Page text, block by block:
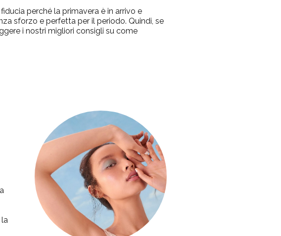
perché la primavera è in arrivo e
sforzo e perfetta per il periodo. Quindi, se
i nostri migliori consigli su come
la